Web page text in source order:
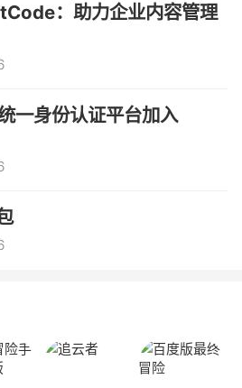
：助力企业内容管理
一身份认证平台加入